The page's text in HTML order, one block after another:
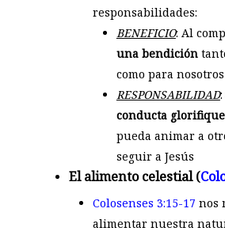
responsabilidades:
BENEFICIO: Al
una bendición
como para
RESPONSABILIDAD:
conducta
pueda animar a
seguir a Jesús
El alimento celestial (
Colosenses 3:15-17 nos
alimentar nuestra